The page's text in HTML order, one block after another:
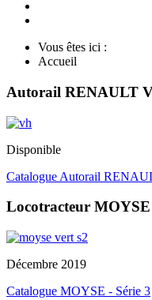
Vous êtes ici :
Accueil
Autorail RENAULT
Disponible
Catalogue Autorail
Locotracteur MOYSE
Décembre 2019
Catalogue MOYSE - Série 3